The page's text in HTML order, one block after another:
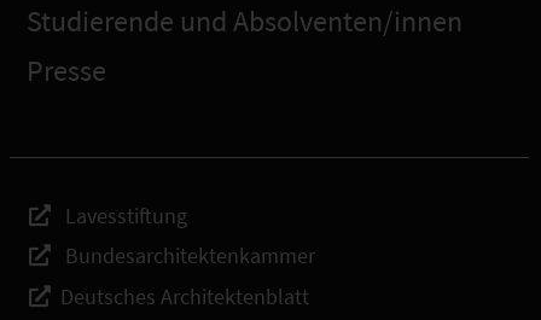
Studierende und Absolventen/innen
Presse
Lavesstiftung
Bundesarchitektenkammer
Deutsches Architektenblatt